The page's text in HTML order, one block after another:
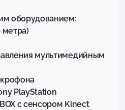
оборудованием:
метра)
мультимедийным
PlayStation
с сенсором Kinect